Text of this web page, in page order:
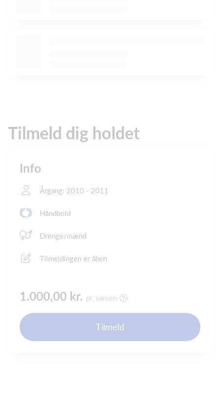
Tilmeld dig holdet
Info
Årgang: 2010 - 2011
Håndbold
Drenge/mænd
Tilmeldingen er åben
1.000,00 kr. pr. sæson
Tilmeld